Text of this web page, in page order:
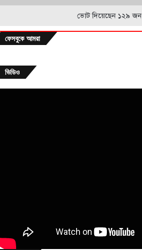
ভোট দিয়েছেন ১২৯ জন
ফেসবুকে আমরা
ভিডিও